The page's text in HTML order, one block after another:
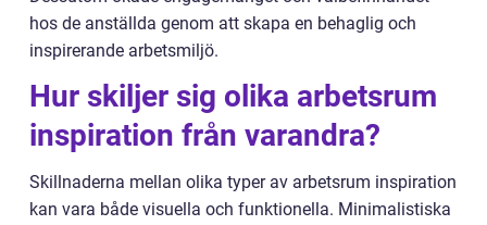
hos de anställda genom att skapa en behaglig och
inspirerande arbetsmiljö.
Hur skiljer sig olika arbetsrum
inspiration från varandra?
Skillnaderna mellan olika typer av arbetsrum inspiration
kan vara både visuella och funktionella. Minimalistiska